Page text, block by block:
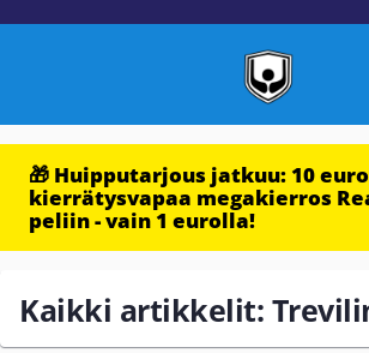
🎁 Huipputarjous jatkuu: 10
kierrätysvapaa megakierros
peliin - vain 1 eurolla!
Kaikki artikkelit: